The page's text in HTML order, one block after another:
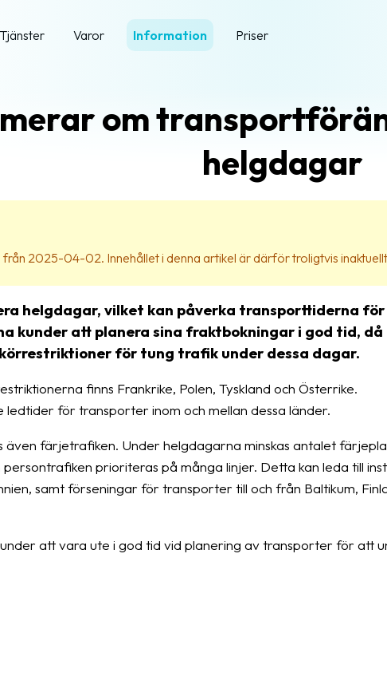
Tjänster Varor Information Priser
om
helgdagar
från 2025-04-02. Innehållet i denna artikel är därför troligtvis
helgdagar, vilket kan påverka transporttiderna för
kunder att planera sina fraktbokningar i god tid, då
för tung trafik under dessa dagar.
finns Frankrike, Polen, Tyskland och Österrike.
ledtider för transporter inom och mellan dessa länder.
färjetrafiken. Under helgdagarna minskas antalet
prioriteras på många linjer. Detta kan leda till
samt förseningar för transporter till och från Baltikum,
att vara ute i god tid vid planering av transporter för att